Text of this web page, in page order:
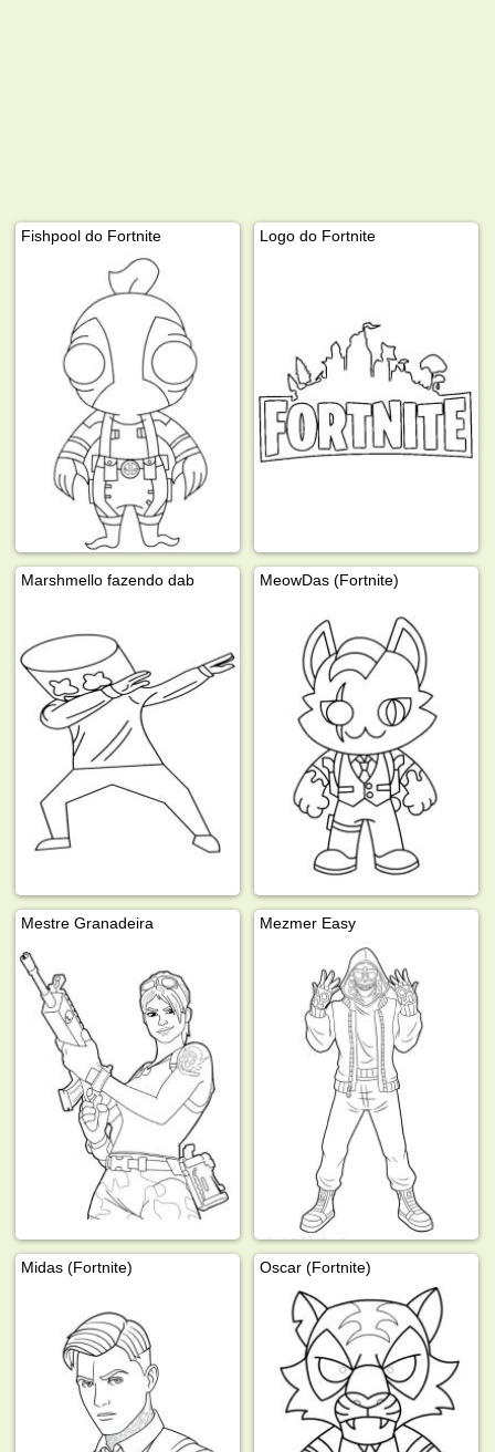
Fishpool do Fortnite Logo do Fortnite
Marshmello fazendo dab MeowDas (Fortnite)
Mestre Granadeira Mezmer Easy
Midas (Fortnite) Oscar (Fortnite)